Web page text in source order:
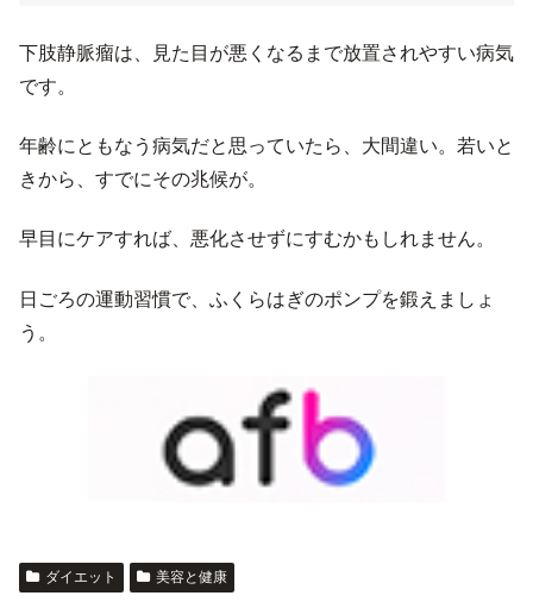
下肢静脈瘤は、見た目が悪くなるまで放置されやすい病気
です。
年齢にともなう病気だと思っていたら、大間違い。若いと
きから、すでにその兆候が。
早目にケアすれば、悪化させずにすむかもしれません。
日ごろの運動習慣で、ふくらはぎのポンプを鍛えましょ
う。
ダイエット 美容と健康